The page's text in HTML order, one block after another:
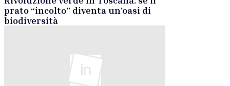
prato “incolto” diventa un’oasi di
biodiversità